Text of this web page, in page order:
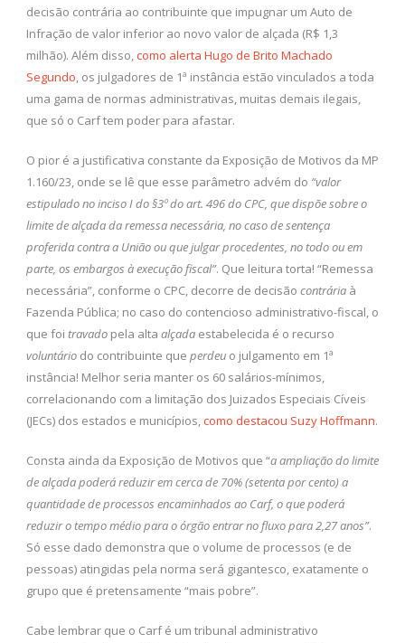
decisão contrária ao contribuinte que impugnar um Auto de
Infração de valor inferior ao novo valor de alçada (R$ 1,3
milhão). Além disso,como alerta Hugo de Brito Machado
Segundo, os julgadores de 1ª instância estão vinculados a toda
uma gama de normas administrativas, muitas demais ilegais,
que só o Carf tem poder para afastar.
O pior é a justificativa constante da Exposição de Motivos da MP
1.160/23, onde se lê que esse parâmetro advém do “valor
estipulado no inciso I do §3º do art. 496 do CPC, que dispõe sobre o
limite de alçada da remessa necessária, no caso de sentença
proferida contra a União ou que julgar procedentes, no todo ou em
parte, os embargos à execução fiscal”. Que leitura torta! “Remessa
necessária”, conforme o CPC, decorre de decisão contrária à
Fazenda Pública; no caso do contencioso administrativo-fiscal, o
que foi travado pela alta alçada estabelecida é o recurso
voluntário do contribuinte que perdeu o julgamento em 1ª
instância! Melhor seria manter os 60 salários-mínimos,
correlacionando com a limitação dos Juizados Especiais Cíveis
(JECs) dos estados e municípios,como destacou Suzy Hoffmann.
Consta ainda da Exposição de Motivos que “a ampliação do limite
de alçada poderá reduzir em cerca de 70% (setenta por cento) a
quantidade de processos encaminhados ao Carf, o que poderá
reduzir o tempo médio para o órgão entrar no fluxo para 2,27 anos”.
Só esse dado demonstra que o volume de processos (e de
pessoas) atingidas pela norma será gigantesco, exatamente o
grupo que é pretensamente “mais pobre”.
Cabe lembrar que o Carf é um tribunal administrativo